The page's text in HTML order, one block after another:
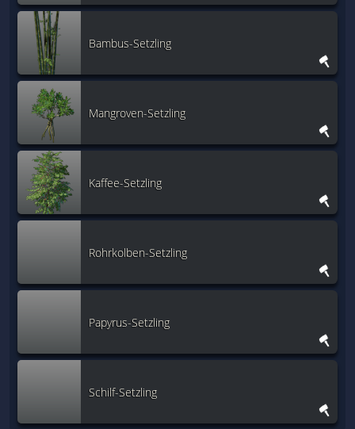
Bambus-Setzling
Mangroven-Setzling
Kaffee-Setzling
Rohrkolben-Setzling
Papyrus-Setzling
Schilf-Setzling